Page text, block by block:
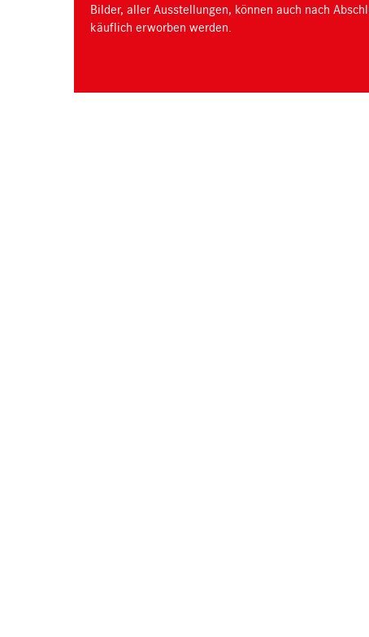
Bilder, aller Ausstellungen, können auch nach
käuflich erworben werden.